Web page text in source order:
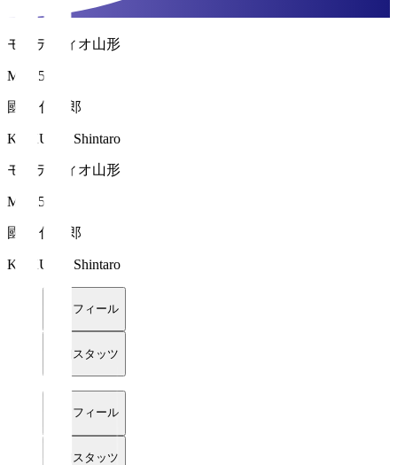
モンテディオ山形
MF 25
國分 伸太郎
KOKUBU Shintaro
モンテディオ山形
MF 25
國分 伸太郎
KOKUBU Shintaro
プロフィール
詳細スタッツ
プロフィール
詳細スタッツ